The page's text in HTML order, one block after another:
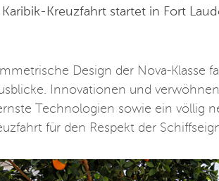
Kreuzfahrt startet in Fort
Design der Nova-Klasse
Innovationen und
Technologien sowie ein völlig
für den Respekt der